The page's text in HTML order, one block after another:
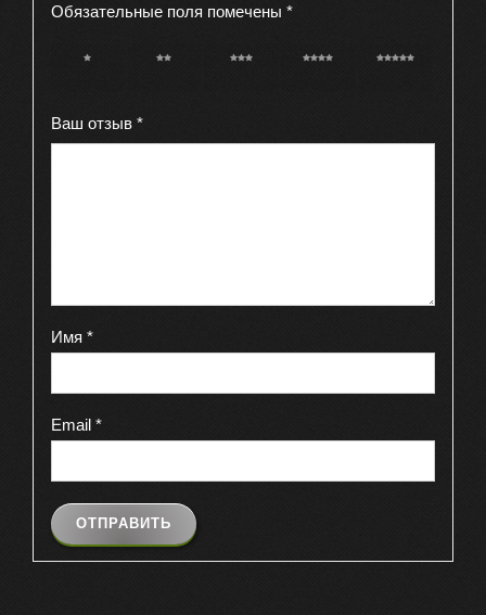
Обязательные поля помечены *
1 из 5
2 из 5
3 из 5
4 из 5
5 из 5
Ваш отзыв *
Имя *
Email *